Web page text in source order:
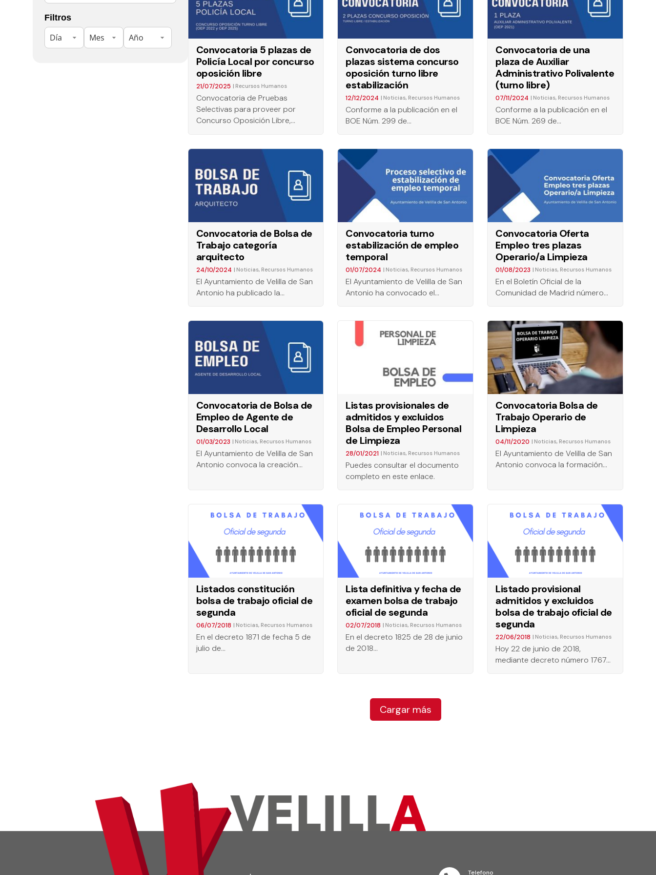
Filtros
Convocatoria 5 plazas de
Policía Local por concurso
oposición libre
21/07/2025 | Recursos Humanos
Convocatoria de Pruebas
Selectivas para proveer por
Concurso Oposición Libre,…
Convocatoria de dos
plazas sistema concurso
oposición turno libre
estabilización
12/12/2024 | Noticias, Recursos Humanos
Conforme a la publicación en el
BOE Núm. 299 de…
Convocatoria de una
plaza de Auxiliar
Administrativo Polivalente
(turno libre)
07/11/2024 | Noticias, Recursos Humanos
Conforme a la publicación en el
BOE Núm. 269 de…
Convocatoria de Bolsa de
Trabajo categoría
arquitecto
24/10/2024 | Noticias, Recursos Humanos
El Ayuntamiento de Velilla de San
Antonio ha publicado la…
Convocatoria turno
estabilización de empleo
temporal
01/07/2024 | Noticias, Recursos Humanos
El Ayuntamiento de Velilla de San
Antonio ha convocado el…
Convocatoria Oferta
Empleo tres plazas
Operario/a Limpieza
01/08/2023 | Noticias, Recursos Humanos
En el Boletín Oficial de la
Comunidad de Madrid número…
Convocatoria de Bolsa de
Empleo de Agente de
Desarrollo Local
01/03/2023 | Noticias, Recursos Humanos
El Ayuntamiento de Velilla de San
Antonio convoca la creación…
Listas provisionales de
admitidos y excluidos
Bolsa de Empleo Personal
de Limpieza
28/01/2021 | Noticias, Recursos Humanos
Puedes consultar el documento
completo en este enlace.
Convocatoria Bolsa de
Trabajo Operario de
Limpieza
04/11/2020 | Noticias, Recursos Humanos
El Ayuntamiento de Velilla de San
Antonio convoca la formación…
Listados constitución
bolsa de trabajo oficial de
segunda
06/07/2018 | Noticias, Recursos Humanos
En el decreto 1871 de fecha 5 de
julio de…
Lista definitiva y fecha de
examen bolsa de trabajo
oficial de segunda
02/07/2018 | Noticias, Recursos Humanos
En el decreto 1825 de 28 de junio
de 2018…
Listado provisional
admitidos y excluidos
bolsa de trabajo oficial de
segunda
22/06/2018 | Noticias, Recursos Humanos
Hoy 22 de junio de 2018,
mediante decreto número 1767…
Cargar más
Telefono